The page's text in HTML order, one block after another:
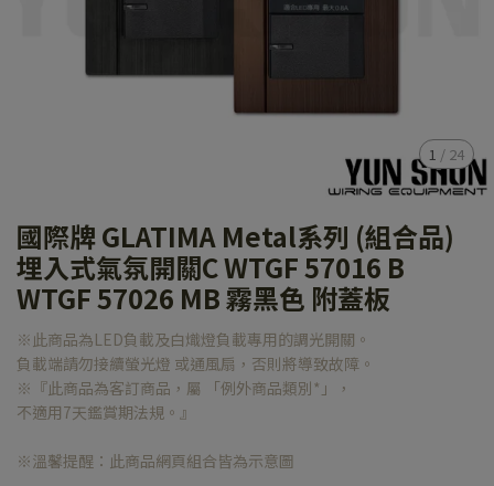
1 / 24
國際牌 GLATIMA Metal系列 (組合品)
埋入式氣氛開關C WTGF 57016 B
WTGF 57026 MB 霧黑色 附蓋板
※此商品為LED負載及白熾燈負載專用的調光開關。
負載端請勿接續螢光燈 或通風扇，否則將導致故障。
※『此商品為客訂商品，屬 「例外商品類別*」，
不適用7天鑑賞期法規。』
※溫馨提醒：此商品網頁組合皆為示意圖